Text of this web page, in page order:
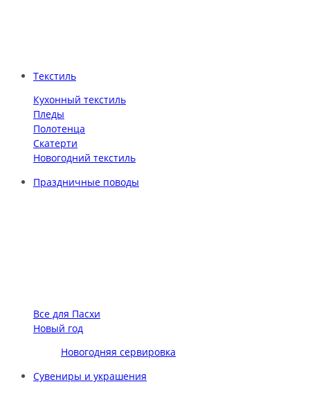
Текстиль
Кухонный текстиль
Пледы
Полотенца
Скатерти
Новогодний текстиль
Праздничные поводы
Все для Пасхи
Новый год
Новогодняя сервировка
Сувениры и украшения